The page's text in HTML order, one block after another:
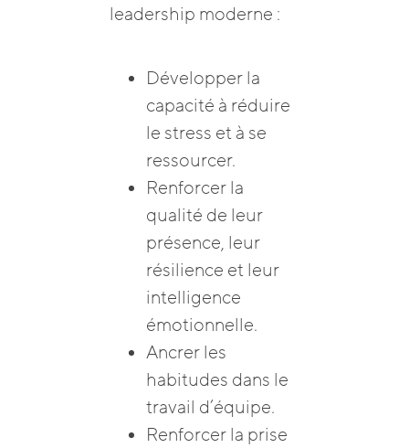
leadership moderne :
Développer la
capacité à réduire
le stress et à se
ressourcer.
Renforcer la
qualité de leur
présence, leur
résilience et leur
intelligence
émotionnelle.
Ancrer les
habitudes dans le
travail d’équipe.
Renforcer la prise